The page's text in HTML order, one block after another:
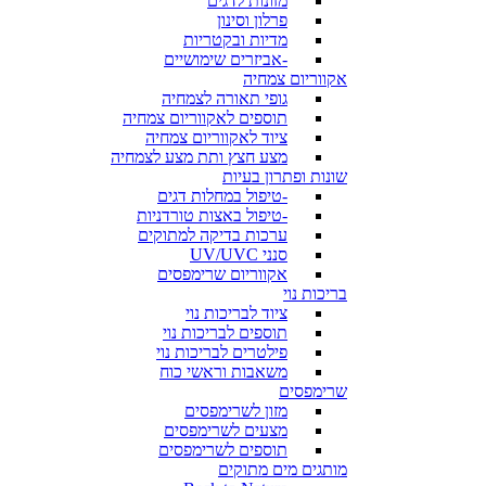
פרלון וסינון
מדיות ובקטריות
-אביזרים שימושיים
אקווריום צמחיה
גופי תאורה לצמחיה
תוספים לאקווריום צמחיה
ציוד לאקווריום צמחיה
מצע חצץ ותת מצע לצמחיה
שונות ופתרון בעיות
-טיפול במחלות דגים
-טיפול באצות טורדניות
ערכות בדיקה למתוקים
סנני UV/UVC
אקווריום שרימפסים
בריכות נוי
ציוד לבריכות נוי
תוספים לבריכות נוי
פילטרים לבריכות נוי
משאבות וראשי כוח
שרימפסים
מזון לשרימפסים
מצעים לשרימפסים
תוספים לשרימפסים
מותגים מים מתוקים